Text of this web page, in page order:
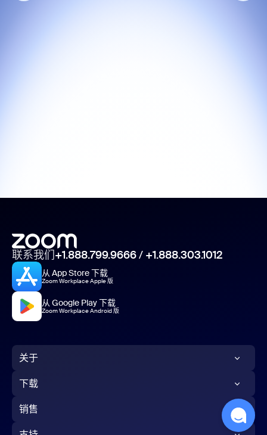
联系我们+1.888.799.9666/ +1.888.303.1012
从 App Store 下载
Zoom Workplace Apple 版
从 Google Play 下载
Zoom Workplace Android 版
关于
Zoom 博客
客户
下载
Zoom 应用
Zoom Rooms 应用
销售